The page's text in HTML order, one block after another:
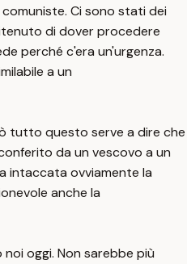
Ci sono stati dei
di dover procedere
perché c'era un'urgenza.
a un
tutto questo serve a dire che
da un vescovo a un
intaccata ovviamente la
anche la
oggi. Non sarebbe più